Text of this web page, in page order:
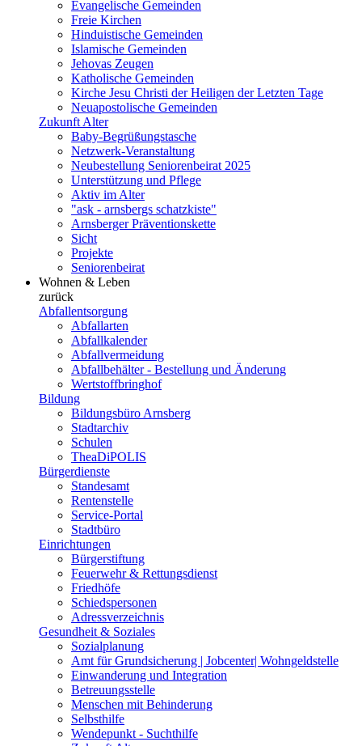
Evangelische Gemeinden
Freie Kirchen
Hinduistische Gemeinden
Islamische Gemeinden
Jehovas Zeugen
Katholische Gemeinden
Kirche Jesu Christi der Heiligen der Letzten Tage
Neuapostolische Gemeinden
Zukunft Alter
Baby-Begrüßungstasche
Netzwerk-Veranstaltung
Neubestellung Seniorenbeirat 2025
Unterstützung und Pflege
Aktiv im Alter
"ask - arnsbergs schatzkiste"
Arnsberger Präventionskette
Sicht
Projekte
Seniorenbeirat
Wohnen & Leben
zurück
Abfallentsorgung
Abfallarten
Abfallkalender
Abfallvermeidung
Abfallbehälter - Bestellung und Änderung
Wertstoffbringhof
Bildung
Bildungsbüro Arnsberg
Stadtarchiv
Schulen
TheaDiPOLIS
Bürgerdienste
Standesamt
Rentenstelle
Service-Portal
Stadtbüro
Einrichtungen
Bürgerstiftung
Feuerwehr & Rettungsdienst
Friedhöfe
Schiedspersonen
Adressverzeichnis
Gesundheit & Soziales
Sozialplanung
Amt für Grundsicherung | Jobcenter| Wohngeldstelle
Einwanderung und Integration
Betreuungsstelle
Menschen mit Behinderung
Selbsthilfe
Wendepunkt - Suchthilfe